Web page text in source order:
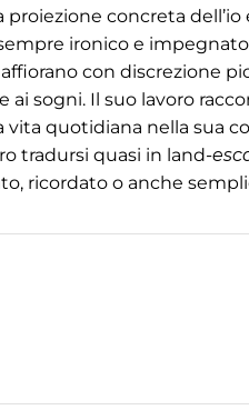
proiezione concreta
ironico e
con discrezione
ai sogni. Il suo lavoro
vita quotidiana nella sua
tradursi quasi in land-
ricordato o anche